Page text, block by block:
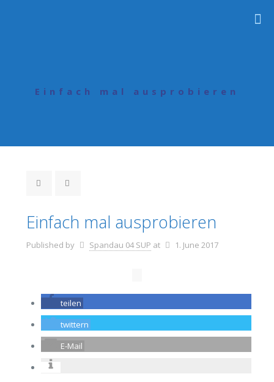
Einfach mal ausprobieren
Einfach mal ausprobieren
Published by Spandau 04 SUP at 1. June 2017
teilen
twittern
E-Mail